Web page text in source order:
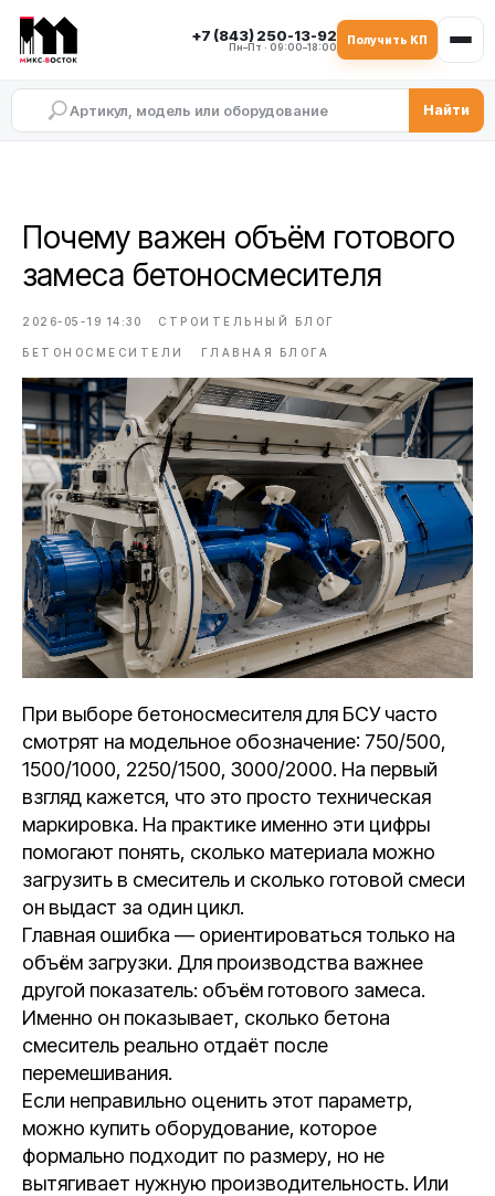
+7 (843) 250-13-92
Пн–Пт · 09:00–18:00
Получить КП
Найти
Почему важен объём готового
замеса бетоносмесителя
2026-05-19 14:30 СТРОИТЕЛЬНЫЙ БЛОГ
БЕТОНОСМЕСИТЕЛИ ГЛАВНАЯ БЛОГА
При выборе бетоносмесителя для БСУ часто
смотрят на модельное обозначение: 750/500,
1500/1000, 2250/1500, 3000/2000. На первый
взгляд кажется, что это просто техническая
маркировка. На практике именно эти цифры
помогают понять, сколько материала можно
загрузить в смеситель и сколько готовой смеси
он выдаст за один цикл.
Главная ошибка — ориентироваться только на
объём загрузки. Для производства важнее
другой показатель: объём готового замеса.
Именно он показывает, сколько бетона
смеситель реально отдаёт после
перемешивания.
Если неправильно оценить этот параметр,
можно купить оборудование, которое
формально подходит по размеру, но не
вытягивает нужную производительность. Или